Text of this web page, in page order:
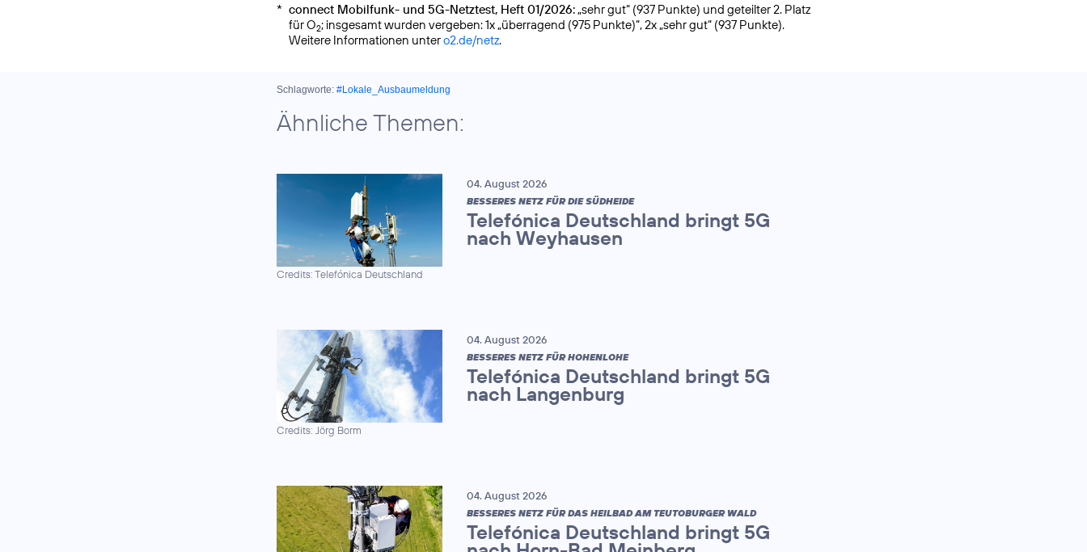
* connect Mobilfunk- und 5G-Netztest, Heft 01/2026: „sehr gut“ (937 Punkte) und geteilter 2. Platz
für O2; insgesamt wurden vergeben: 1x „überragend (975 Punkte)“, 2x „sehr gut“ (937 Punkte).
Weitere Informationen untero2.de/netz.
Schlagworte: #Lokale_Ausbaumeldung
Ähnliche Themen:
Credits: Telefónica Deutschland
04. August 2026
BESSERES NETZ FÜR DIE SÜDHEIDE
Telefónica Deutschland bringt 5G
nach Weyhausen
Credits: Jörg Borm
04. August 2026
BESSERES NETZ FÜR HOHENLOHE
Telefónica Deutschland bringt 5G
nach Langenburg
04. August 2026
BESSERES NETZ FÜR DAS HEILBAD AM TEUTOBURGER WALD
Telefónica Deutschland bringt 5G